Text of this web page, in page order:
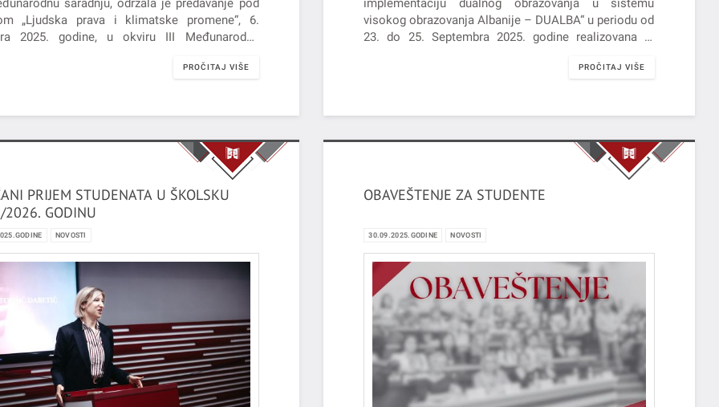
saradnju, održala je predavanje pod
„Ljudska prava i klimatske promene“, 6.
2025. godine, u okviru III Međunarodne
PROČITAJ VIŠE
implementaciju dualnog obrazovanja u sistemu
visokog obrazovanja Albanije – DUALBA“ u periodu od
23. do 25. Septembra 2025. godine realizovana je
PROČITAJ VIŠE
PRIJEM STUDENATA U ŠKOLSKU
GODINU
NOVOSTI
OBAVEŠTENJE ZA STUDENTE
30.09.2025.GODINE NOVOSTI